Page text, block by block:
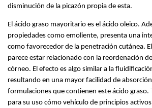
disminución de la picazón propia de esta.
El ácido graso mayoritario es el ácido oleico.
propiedades como emoliente, presenta una
como favorecedor de la penetración cutánea.
parece estar relacionado con la reordenación
córneo. El efecto es algo similar a la
resultando en una mayor facilidad de
formulaciones que contienen este ácido graso.
para su uso cómo vehículo de principios activos